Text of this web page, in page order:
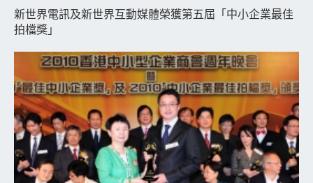
新世界電訊及新世界互動媒體榮獲第五屆「中小企業最佳
拍檔獎」